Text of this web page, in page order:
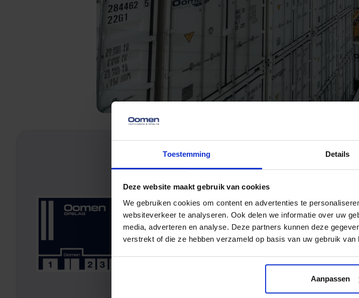
Toestemming Details
Deze website maakt gebruik van cookies
We gebruiken cookies om content en advertenties te
websiteverkeer te analyseren. Ook delen we informatie over uw
media, adverteren en analyse. Deze partners kunnen deze
verstrekt of die ze hebben verzameld op basis van uw gebruik van
Aanpassen